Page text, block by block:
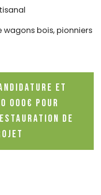
wagons bois, pionniers
et
000€ pour
de